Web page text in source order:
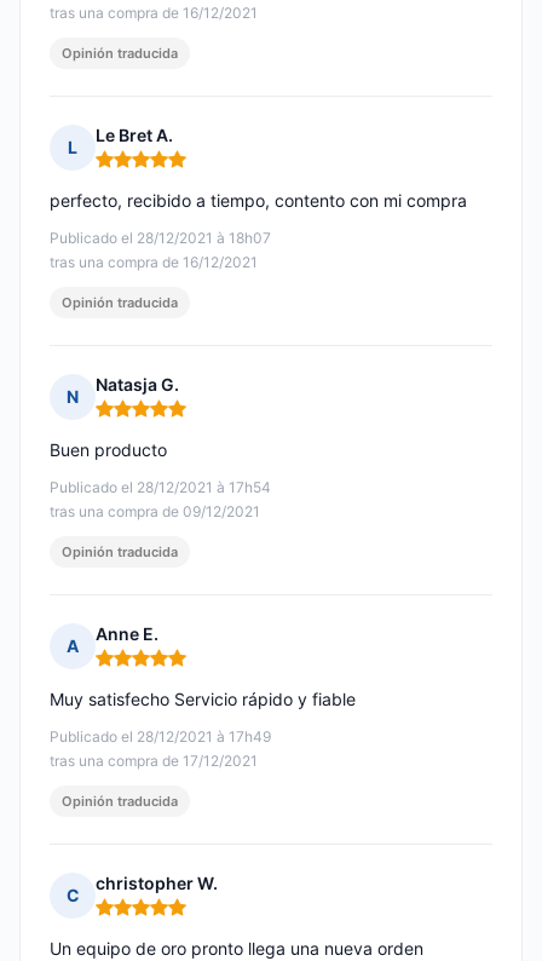
tras una compra de 16/12/2021
Opinión traducida
L
Le Bret A.
Nota: 5 de 5
Publicado el 28/12/2021 à 18h07
tras una compra de 16/12/2021
perfecto, recibido a tiempo, contento con mi compra
Opinión traducida
N
Natasja G.
Nota: 5 de 5
Publicado el 28/12/2021 à 17h54
tras una compra de 09/12/2021
Buen producto
Opinión traducida
A
Anne E.
Nota: 5 de 5
Publicado el 28/12/2021 à 17h49
tras una compra de 17/12/2021
Muy satisfecho Servicio rápido y fiable
Opinión traducida
C
christopher W.
Nota: 5 de 5
Un equipo de oro pronto llega una nueva orden